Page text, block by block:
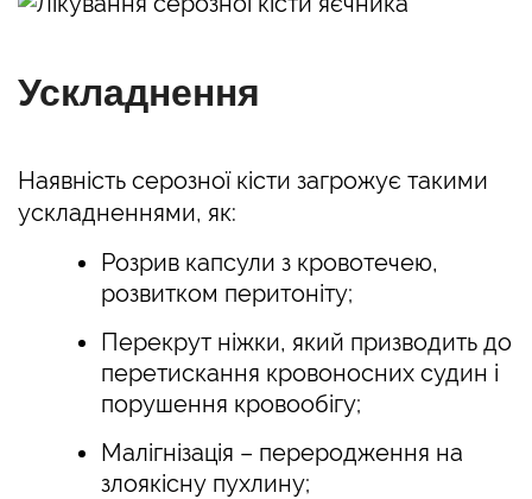
Ускладнення
Наявність серозної кісти загрожує такими
ускладненнями, як:
Розрив капсули з кровотечею,
розвитком перитоніту;
Перекрут ніжки, який призводить до
перетискання кровоносних судин і
порушення кровообігу;
Малігнізація – переродження на
злоякісну пухлину;